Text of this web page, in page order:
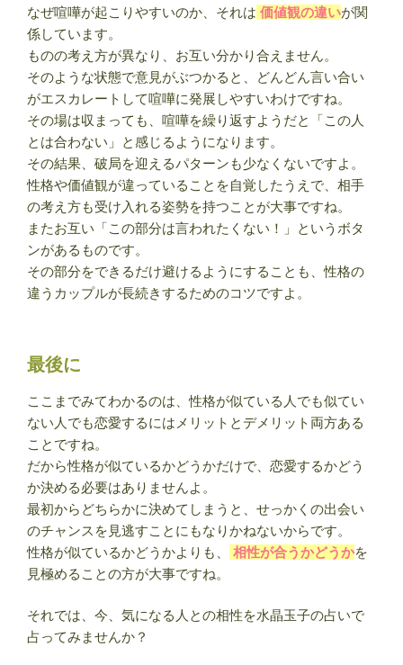
なぜ喧嘩が起こりやすいのか、それは 価値観の違いが関
係しています。
ものの考え方が異なり、お互い分かり合えません。
そのような状態で意見がぶつかると、どんどん言い合い
がエスカレートして喧嘩に発展しやすいわけですね。
その場は収まっても、喧嘩を繰り返すようだと「この人
とは合わない」と感じるようになります。
その結果、破局を迎えるパターンも少なくないですよ。
性格や価値観が違っていることを自覚したうえで、相手
の考え方も受け入れる姿勢を持つことが大事ですね。
またお互い「この部分は言われたくない！」というボタ
ンがあるものです。
その部分をできるだけ避けるようにすることも、性格の
違うカップルが長続きするためのコツですよ。
最後に
ここまでみてわかるのは、性格が似ている人でも似てい
ない人でも恋愛するにはメリットとデメリット両方ある
ことですね。
だから性格が似ているかどうかだけで、恋愛するかどう
か決める必要はありませんよ。
最初からどちらかに決めてしまうと、せっかくの出会い
のチャンスを見逃すことにもなりかねないからです。
性格が似ているかどうかよりも、
相性が合うかどうかを
見極めることの方が大事ですね。
それでは、今、気になる人との相性を水晶玉子の占いで
占ってみませんか？